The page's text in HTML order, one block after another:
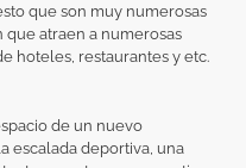
que son muy numerosas
que atraen a numerosas
hoteles, restaurantes y etc.
de un nuevo
escalada deportiva, una